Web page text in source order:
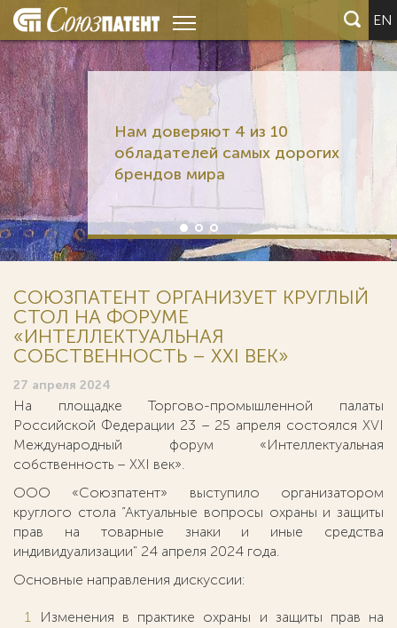
EN
Нам доверяют 4 из 10
обладателей самых дорогих
брендов мира
СОЮЗПАТЕНТ ОРГАНИЗУЕТ КРУГЛЫЙ
СТОЛ НА ФОРУМЕ
«ИНТЕЛЛЕКТУАЛЬНАЯ
СОБСТВЕННОСТЬ – XXI ВЕК»
27 апреля 2024
На площадке Торгово-промышленной палаты
Российской Федерации 23 – 25 апреля состоялся XVI
Международный форум «Интеллектуальная
собственность – XXI век».
ООО «Союзпатент» выступило организатором
круглого стола ”Актуальные вопросы охраны и защиты
прав на товарные знаки и иные средства
индивидуализации" 24 апреля 2024 года.
Основные направления дискуссии:
Изменения в практике охраны и защиты прав на